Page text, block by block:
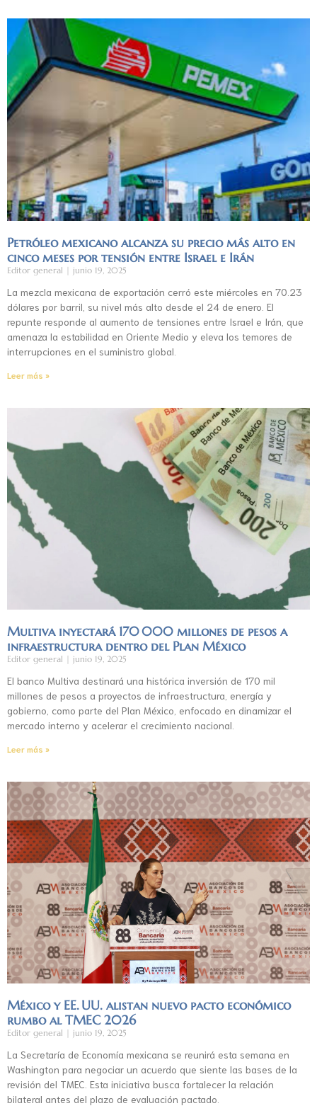
Petróleo mexicano alcanza su precio más alto en
cinco meses por tensión entre Israel e Irán
Editor general junio 19, 2025
La mezcla mexicana de exportación cerró este miércoles en 70.23
dólares por barril, su nivel más alto desde el 24 de enero. El
repunte responde al aumento de tensiones entre Israel e Irán, que
amenaza la estabilidad en Oriente Medio y eleva los temores de
interrupciones en el suministro global.
Leer más »
Multiva inyectará 170 000 millones de pesos a
infraestructura dentro del Plan México
Editor general junio 19, 2025
El banco Multiva destinará una histórica inversión de 170 mil
millones de pesos a proyectos de infraestructura, energía y
gobierno, como parte del Plan México, enfocado en dinamizar el
mercado interno y acelerar el crecimiento nacional.
Leer más »
México y EE. UU. alistan nuevo pacto económico
rumbo al TMEC 2026
Editor general junio 19, 2025
La Secretaría de Economía mexicana se reunirá esta semana en
Washington para negociar un acuerdo que siente las bases de la
revisión del TMEC. Esta iniciativa busca fortalecer la relación
bilateral antes del plazo de evaluación pactado.